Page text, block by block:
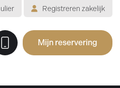
Welkom
Registreren zakelijk
Mijn reservering